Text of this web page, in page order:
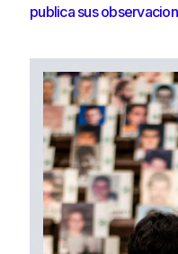
publica sus